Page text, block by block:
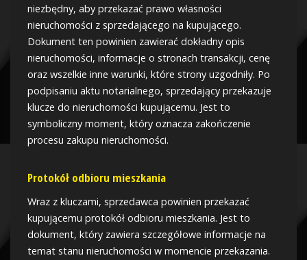
niezbędny, aby przekazać prawo własności
nieruchomości z sprzedającego na kupującego.
Dokument ten powinien zawierać dokładny opis
nieruchomości, informacje o stronach transakcji, cenę
oraz wszelkie inne warunki, które strony uzgodniły. Po
podpisaniu aktu notarialnego, sprzedający przekazuje
klucze do nieruchomości kupującemu. Jest to
symboliczny moment, który oznacza zakończenie
procesu zakupu nieruchomości.
Protokół odbioru mieszkania
Wraz z kluczami, sprzedawca powinien przekazać
kupującemu protokół odbioru mieszkania. Jest to
dokument, który zawiera szczegółowe informacje na
temat stanu nieruchomości w momencie przekazania.